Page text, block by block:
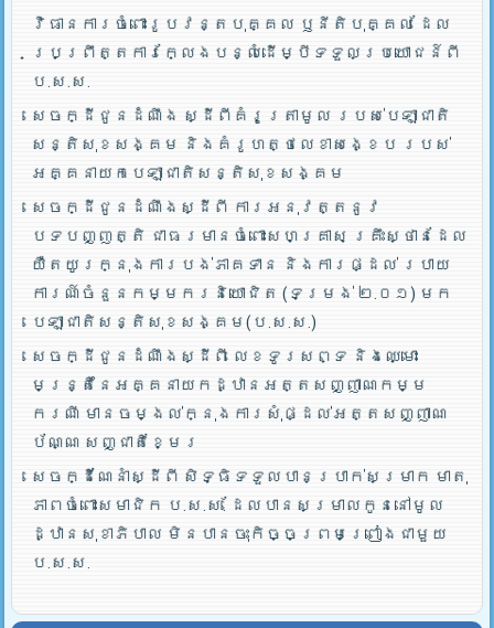
វិធានការចំពោះរូបវន្តបុគ្គល ឫនីតិបុគ្គល ដែល
ប្រព្រឹត្តការក្លែងបន្លំដើម្បីទទួលប្រយោជន៍ពី
ប.ស.ស.
សេចក្ដីជូនដំណឹង ស្ដីពីគំរូត្រាមូល របស់បេឡាជាតិ
សន្តិសុខសង្គម និងគំរូហត្ថលេខាសង្ខេប របស់
អគ្គនាយកបេឡាជាតិសន្តិសុខសង្គម
សេចក្ដីជូនដំណឹងស្ដីពី ការអនុវត្តនូវ
បទបញ្ញត្តិ ជាធរមានចំពោះសហគ្រាស គ្រឹះស្ថានដែល
យឺតយូរក្នុងការបង់ភាគទាន និងការផ្ដល់ របាយ
ការណ៍ចំនួនកម្មករនិយោជិត (ទម្រង់ ២.០១) មក
បេឡាជាតិសន្តិសុខសង្គម(ប.ស.ស.)
សេចក្ដីជូនដំណឹងស្ដីពី លេខទូរសព្ទ និងឈ្មោះ
មន្រ្តីនៃអគ្គនាយកដ្ឋានអត្តសញ្ញាណកម្ម
ករណី មានចម្ងល់ក្នុងការសុំផ្ដល់អត្តសញ្ញាណ
ប័ណ្ណ សញ្ជាតិខ្មែរ
សេចក្ដីណែនាំស្ដីពី សិទ្ធិទទួលបានប្រាក់សម្រាក មាតុ
ភាពចំពោះសមាជិក ប.ស.ស. ដែលបានសម្រាលកូននៅមូល
ដ្ឋានសុខាភិបាល មិនបានចុះកិច្ចព្រមព្រៀងជាមួយ
ប.ស.ស.